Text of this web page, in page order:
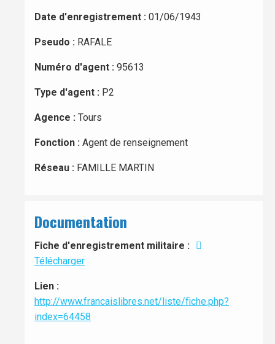
Date d'enregistrement : 01/06/1943
Pseudo : RAFALE
Numéro d'agent : 95613
Type d'agent : P2
Agence : Tours
Fonction : Agent de renseignement
Réseau : FAMILLE MARTIN
Documentation
Fiche d'enregistrement militaire :
Télécharger
Lien :
http://www.francaislibres.net/liste/fiche.php?
index=64458